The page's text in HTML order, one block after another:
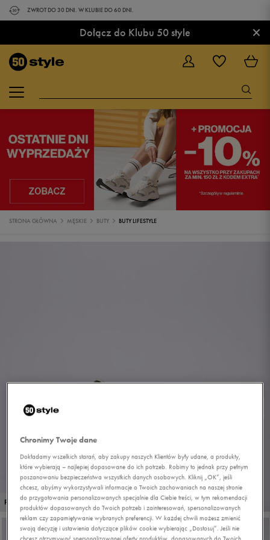
ZWROT DO 30 DNI. W KLUBIE DO 60 DNI.
Dołącz do Klubu 50 style ×
STRONA GŁÓWNA MĘSKIE BUTY BUTY LIFESTYLE
PROMO: DO -30% 1/9
Chronimy Twoje dane
Dokładamy wszelkich starań, aby zakupy naszych Klientów były udane, a produkty,
które wybierają – najlepiej dopasowane do ich potrzeb. Robimy to jednak przy pełnym
poszanowaniu bezpieczeństwa wszystkich danych osobowych. Kliknij „OK”, jeśli
chcesz, abyśmy wykorzystywali informacje o Twoich zachowaniach na naszej stronie
do przygotowania personalizowanych specjalnie dla Ciebie treści, w tym rekomendacji
produktów dopasowanych do Twoich potrzeb i zainteresowań, spersonalizowanych
reklam czy zapamiętywanie wybranych preferencji. W każdej chwili możesz zmienić
swoją decyzję i ustawienia dotyczące plików cookie wybierając „Dostosuj”. Jeśli nie
chcesz otrzymywać spersonalizowanej oferty produktów, dopasowanych do Twoich